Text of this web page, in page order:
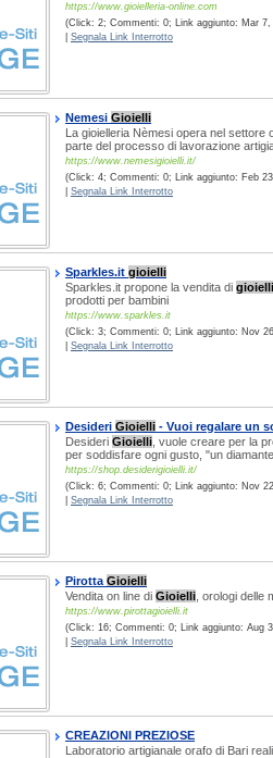
https://www.gioielleria-online.com
(Click: 2; Commenti: 0; Link aggiunto: Mar 7,
Segnala Link Interrotto
Nemesi Gioielli
La gioielleria Nèmesi opera nel
parte del processo di lavorazione
https://www.nemesigioielli.it/
(Click: 4; Commenti: 0; Link aggiunto: Feb
Segnala Link Interrotto
Sparkles.it gioielli
Sparkles.it propone la vendita di gioielli
prodotti per bambini
https://www.sparkles.it
(Click: 3; Commenti: 0; Link aggiunto: Nov
Segnala Link Interrotto
Desideri Gioielli - Vuoi regalare un
Desideri Gioielli , vuole creare per la
per soddisfare ogni gusto, "un
https://shop.desiderigioielli.it/
(Click: 6; Commenti: 0; Link aggiunto: Nov
Segnala Link Interrotto
Pirotta Gioielli
Vendita on line di Gioielli , orologi delle
https://www.pirottagioielli.it
(Click: 16; Commenti: 0; Link aggiunto: Aug
Segnala Link Interrotto
CREAZIONI PREZIOSE
Laboratorio artigianale orafo di Bari